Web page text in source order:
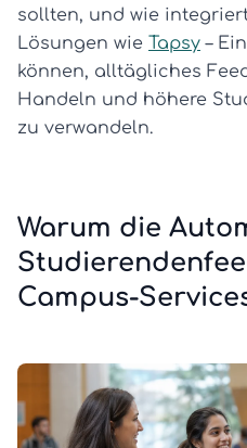
sollten, und wie
Lösungen wie Tapsy –
können, alltägliches
Handeln und höhere
zu verwandeln.
Warum die
Campus-